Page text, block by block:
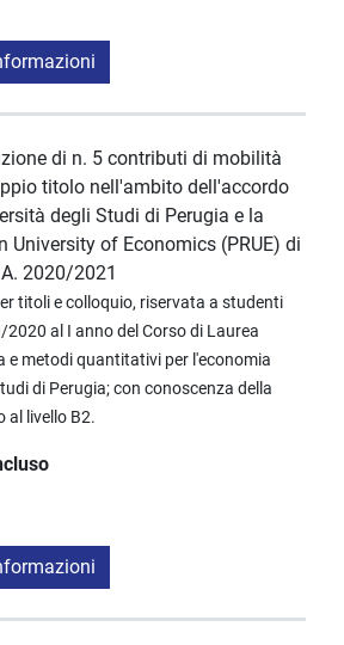
di n. 5 contributi di mobilità
titolo nell'ambito dell'accordo
degli Studi di Perugia e la
University of Economics (PRUE) di
2020/2021
titoli e colloquio, riservata a studenti
al I anno del Corso di Laurea
e metodi quantitativi per l'economia
di Perugia; con conoscenza della
al livello B2.